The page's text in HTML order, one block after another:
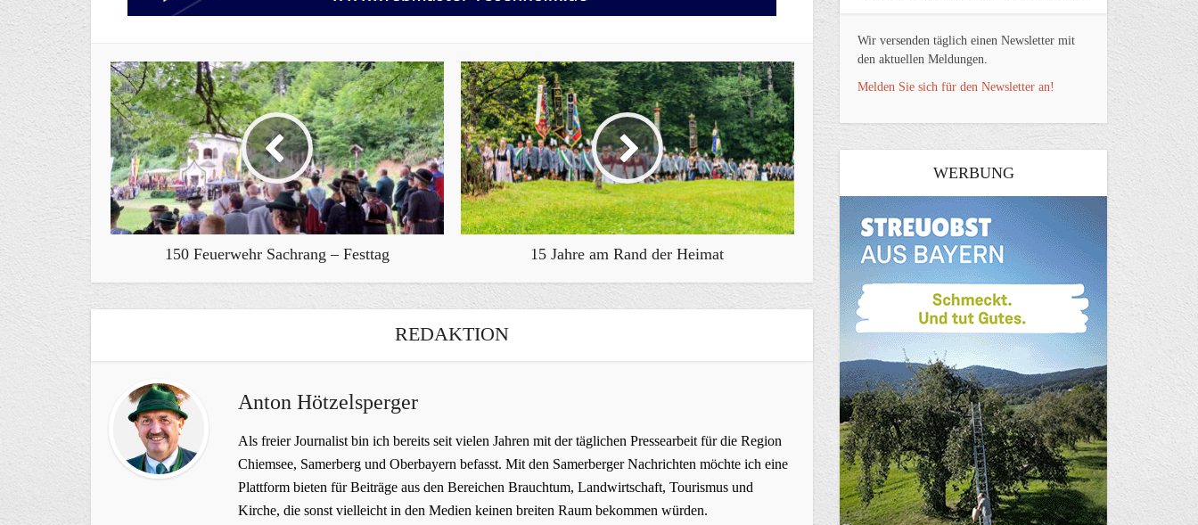
150 Feuerwehr Sachrang – Festtag 15 Jahre am Rand der Heimat
REDAKTION
Anton Hötzelsperger
Als freier Journalist bin ich bereits seit vielen Jahren mit der täglichen Pressearbeit für die Region
Chiemsee, Samerberg und Oberbayern befasst. Mit den Samerberger Nachrichten möchte ich eine
Plattform bieten für Beiträge aus den Bereichen Brauchtum, Landwirtschaft, Tourismus und
Kirche, die sonst vielleicht in den Medien keinen breiten Raum bekommen würden.
Wir versenden täglich einen Newsletter mit
den aktuellen Meldungen.
Melden Sie sich für den Newsletter an!
WERBUNG